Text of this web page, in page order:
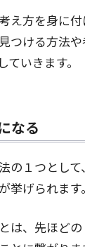
え方を身に
つける方法
いきます。
なる
の１つとし
挙げられます。
は、先ほど